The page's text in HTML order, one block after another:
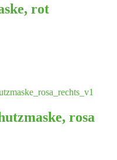
rot
rosa